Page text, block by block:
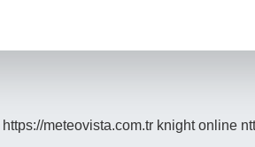
https://meteovista.com.tr knight online